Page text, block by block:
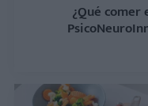
¿Qué comer